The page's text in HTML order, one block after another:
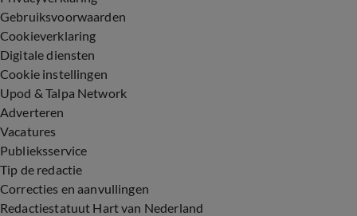
Gebruiksvoorwaarden
Cookieverklaring
Digitale diensten
Cookie instellingen
Upod & Talpa Network
Adverteren
Vacatures
Publieksservice
Tip de redactie
Correcties en aanvullingen
Redactiestatuut Hart van Nederland